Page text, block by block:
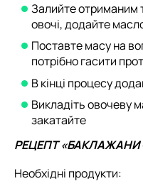
Залийте отриманим
овочі, додайте
Поставте масу на
потрібно гасити
В кінці процесу
Викладіть овочеву
закатайте
РЕЦЕПТ
Необхідні продукти: